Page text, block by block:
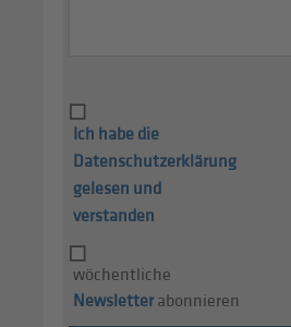
Ich habe die
Datenschutzerklärung
gelesen und
verstanden
wöchentliche
Newsletterabonnieren